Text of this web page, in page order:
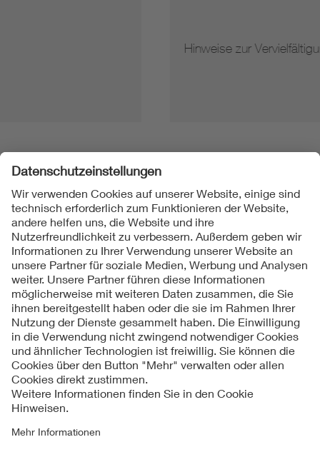
Hinweise zur Vervielfältigung von Normen
Folgen Sie uns
Kontakt
Impressum
Datenschutzinformationen
Cookie Hinweise
Compliance